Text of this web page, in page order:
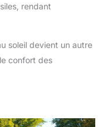
rendant
soleil devient un autre
confort des